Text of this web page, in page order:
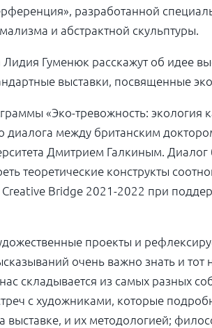
разработанной
и абстрактной скульптуры.
Гуменюк расскажут об идее
выставки, посвященные
«Эко-тревожность: экология
диалога между британским
Дмитрием Галкиным.
теоретические конструкты
Bridge 2021-2022 при
проекты и
очень важно знать и тот
складывается из самых разных
с художниками, которые
выставке, и их методологией;